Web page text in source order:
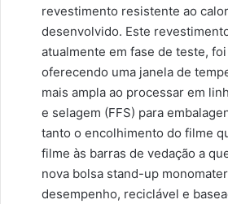
revestimento resistente ao
desenvolvido. Este
atualmente em fase de teste,
oferecendo uma janela de
mais ampla ao processar em
e selagem (FFS) para
tanto o encolhimento do filme
filme às barras de vedação a
nova bolsa stand-up
desempenho, reciclável e